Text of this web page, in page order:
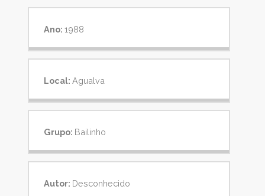
Ano:1988
Local:Agualva
Grupo: Bailinho
Autor: Desconhecido